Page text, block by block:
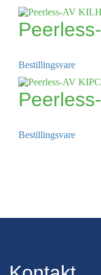
Bestillingsvare
Bestillingsvare